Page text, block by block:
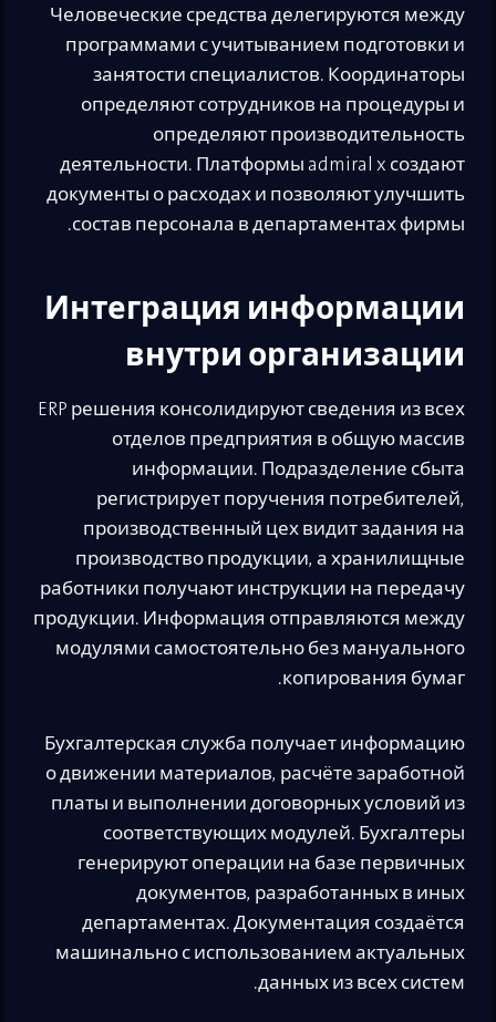
Человеческие средства делегируются между
программами с учитыванием подготовки и
занятости специалистов. Координаторы
определяют сотрудников на процедуры и
определяют производительность
деятельности. Платформы admiral x создают
документы о расходах и позволяют улучшить
состав персонала в департаментах фирмы.
Интеграция информации
внутри организации
ERP решения консолидируют сведения из всех
отделов предприятия в общую массив
информации. Подразделение сбыта
регистрирует поручения потребителей,
производственный цех видит задания на
производство продукции, а хранилищные
работники получают инструкции на передачу
продукции. Информация отправляются между
модулями самостоятельно без мануального
копирования бумаг.
Бухгалтерская служба получает информацию
о движении материалов, расчёте заработной
платы и выполнении договорных условий из
соответствующих модулей. Бухгалтеры
генерируют операции на базе первичных
документов, разработанных в иных
департаментах. Документация создаётся
машинально с использованием актуальных
данных из всех систем.